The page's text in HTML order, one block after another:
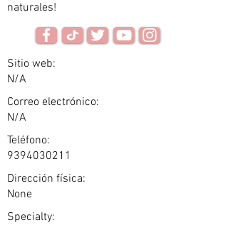
naturales!
Sitio web:
N/A
Correo electrónico:
N/A
Teléfono:
9394030211
Dirección física:
None
Specialty: